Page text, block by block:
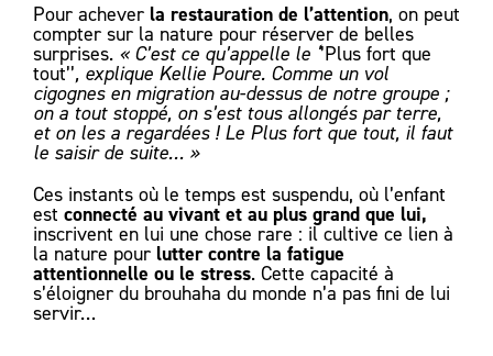
Pour achever la restauration de l’attention, on peut
compter sur la nature pour réserver de belles
surprises. « C’est ce qu’appelle le ‘’Plus fort que
tout’’, explique Kellie Poure. Comme un vol
cigognes en migration au-dessus de notre groupe ;
on a tout stoppé, on s’est tous allongés par terre,
et on les a regardées ! Le Plus fort que tout, il faut
le saisir de suite… »
Ces instants où le temps est suspendu, où l’enfant
est connecté au vivant et au plus grand que lui,
inscrivent en lui une chose rare : il cultive ce lien à
la nature pour lutter contre la fatigue
attentionnelle ou le stress. Cette capacité à
s’éloigner du brouhaha du monde n’a pas fini de lui
servir…